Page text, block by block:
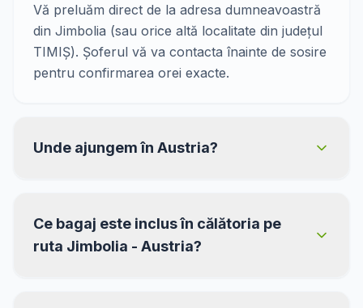
Vă preluăm direct de la adresa dumneavoastră
din Jimbolia (sau orice altă localitate din județul
TIMIȘ). Șoferul vă va contacta înainte de sosire
pentru confirmarea orei exacte.
Unde ajungem în Austria?
Ce bagaj este inclus în călătoria pe
ruta Jimbolia - Austria?